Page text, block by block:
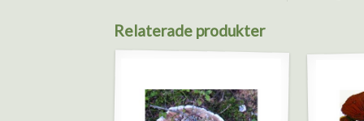
Relaterade produkter